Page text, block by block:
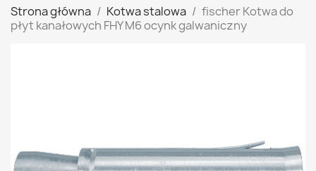
Strona główna Kotwa stalowa
fischer Kotwa do
płyt kanałowych FHY M6 ocynk galwaniczny